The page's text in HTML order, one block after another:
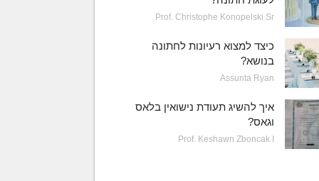
Prof. Christophe Konopelski Sr
כיצד למצוא רעיונות לחתונה
בנושא?
Assunta Ryan
איך להשיג תעודת נישואין בלאס
וגאס?
Prof. Keshawn Zboncak I